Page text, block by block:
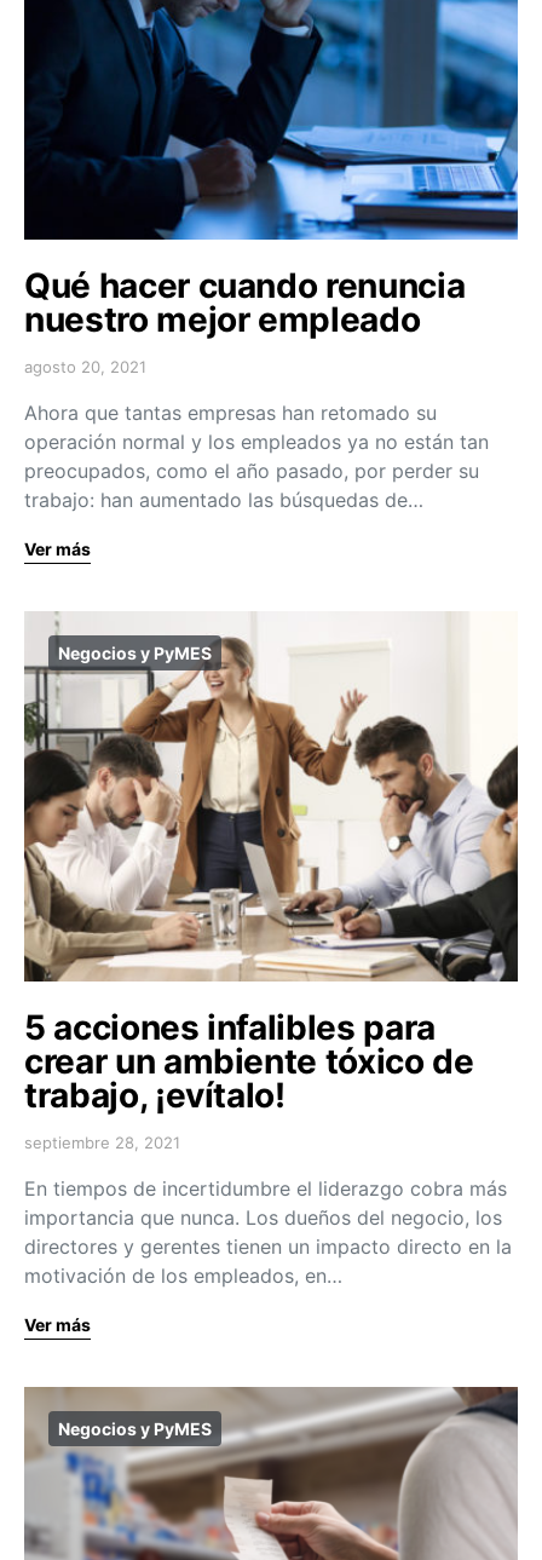
Qué hacer cuando renuncia
nuestro mejor empleado
agosto 20, 2021
Ahora que tantas empresas han retomado su
operación normal y los empleados ya no están tan
preocupados, como el año pasado, por perder su
trabajo: han aumentado las búsquedas de…
Ver más
Negocios y PyMES
5 acciones infalibles para
crear un ambiente tóxico de
trabajo, ¡evítalo!
septiembre 28, 2021
En tiempos de incertidumbre el liderazgo cobra más
importancia que nunca. Los dueños del negocio, los
directores y gerentes tienen un impacto directo en la
motivación de los empleados, en…
Ver más
Negocios y PyMES